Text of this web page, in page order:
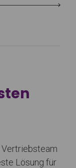
Vertriebsteam
Lösung für